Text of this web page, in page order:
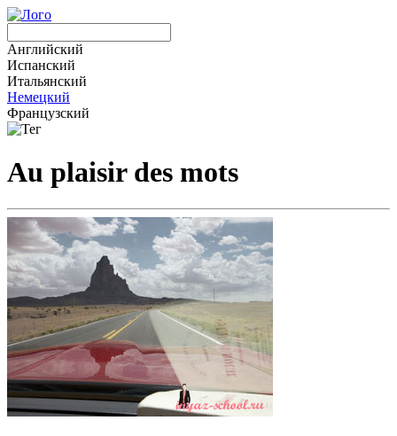
Английский
Испанский
Итальянский
Немецкий
Французский
Au plaisir des mots